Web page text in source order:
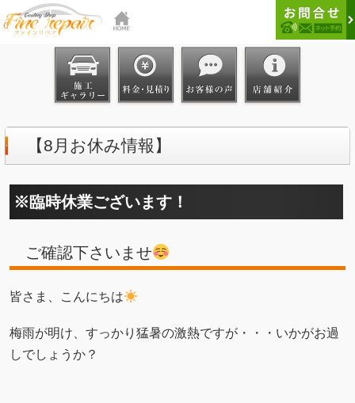
【8月お休み情報】
※臨時休業ございます！
ご確認下さいませ
皆さま、こんにちは
梅雨が明け、すっかり猛暑の激熱ですが・・・いかがお過
しでしょうか？